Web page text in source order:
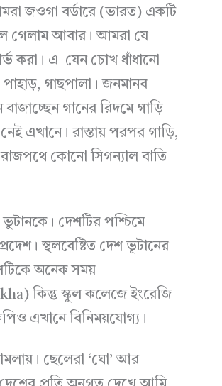
জওগা বর্ডারে (ভারত) একটি
গেলাম আবার। আমরা যে
করা। এ যেন চোখ ধাঁধানো
গাছপালা। জনমানব
বাজাচ্ছেন গানের রিদমে গাড়ি
এখানে। রাস্তায় পরপর গাড়ি,
কোনো সিগন্যাল বাতি
ভুটানকে। দেশটির পশ্চিমে
স্থলবেষ্টিত দেশ ভূটানের
অনেক সময়
কিন্তু স্কুল কলেজে ইংরেজি
রুপিও এখানে বিনিময়যোগ্য।
ছেলেরা ‘ঘো’ আর